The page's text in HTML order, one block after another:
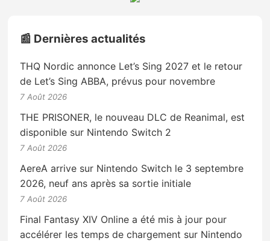
📰 Dernières actualités
THQ Nordic annonce Let’s Sing 2027 et le retour
de Let’s Sing ABBA, prévus pour novembre
7 Août 2026
THE PRISONER, le nouveau DLC de Reanimal, est
disponible sur Nintendo Switch 2
7 Août 2026
AereA arrive sur Nintendo Switch le 3 septembre
2026, neuf ans après sa sortie initiale
7 Août 2026
Final Fantasy XIV Online a été mis à jour pour
accélérer les temps de chargement sur Nintendo